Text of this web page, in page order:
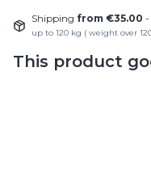
Shipping from €35.00 -
up to 120 kg ( weight over
This product